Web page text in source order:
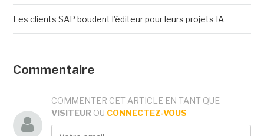
Les clients SAP boudent l'éditeur pour leurs projets IA
Commentaire
COMMENTER CET ARTICLE EN TANT QUE
VISITEUR OU CONNECTEZ-VOUS